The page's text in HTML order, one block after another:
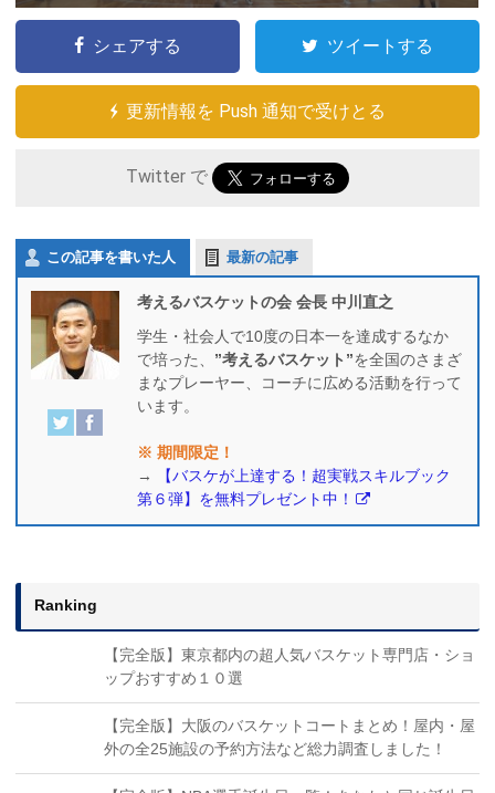
シェアする ツイートする
更新情報を Push 通知で受けとる
Twitter で
この記事を書いた人 最新の記事
考えるバスケットの会 会長 中川直之
学生・社会人で10度の日本一を達成するなか
で培った、 ”考えるバスケット”を全国のさまざ
まなプレーヤー、コーチに広める活動を行って
います。
※ 期間限定！
→
【バスケが上達する！超実戦スキルブック
第６弾】を無料プレゼント中！
Ranking
【完全版】東京都内の超人気バスケット専門店・ショ
ップおすすめ１０選
【完全版】大阪のバスケットコートまとめ！屋内・屋
外の全25施設の予約方法など総力調査しました！